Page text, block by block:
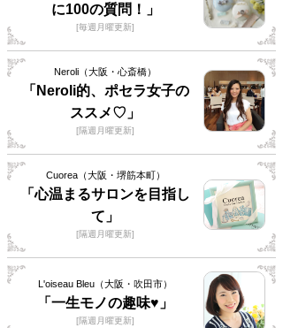
に100の質問！」
[毎週月曜更新]
Neroli（大阪・心斎橋）
「Neroli的、ポセラ女子の
ススメ♡」
[隔週月曜更新]
Cuorea（大阪・堺筋本町）
「心温まるサロンを目指し
て」
[隔週月曜更新]
L'oiseau Bleu（大阪・吹田市）
「一生モノの趣味♥」
[隔週月曜更新]